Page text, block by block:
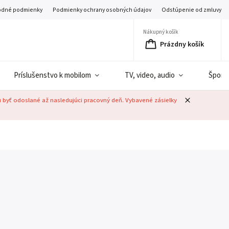
podmienky Podmienky ochrany osobných údajov Odstúpenie od zmluvy
Nákupný košík
Prázdny košík
Príslušenstvo k mobilom TV, video, audio Šport
odoslané až nasledujúci pracovný deň. Vybavené zásielky